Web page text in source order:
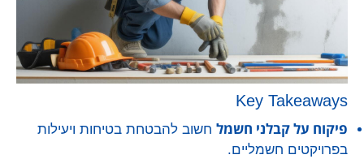
Key Takeaways
פיקוח על קבלני חשמלחשוב להבטחת בטיחות ויעילות
בפרויקטים חשמליים.